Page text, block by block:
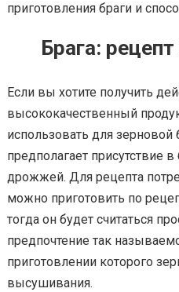
приготовления браги и
Брага:
Если вы хотите получить
высококачественный
использовать для зерновой
предполагает присутствие
дрожжей. Для рецепта
можно приготовить по
тогда он будет считаться
предпочтение так
приготовлении которого
высушивания.